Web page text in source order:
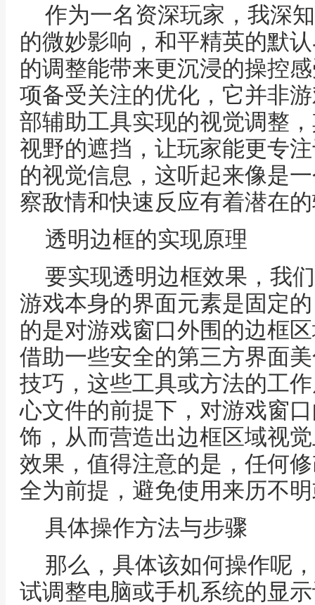
作为一名资深玩家，我深
的微妙影响，和平精英的默
的调整能带来更沉浸的操控
项备受关注的优化，它并非
部辅助工具实现的视觉调整
视野的遮挡，让玩家能更专
的视觉信息，这听起来像是
察敌情和快速反应有着潜在
透明边框的实现原理
要实现透明边框效果，我
游戏本身的界面元素是固定
的是对游戏窗口外围的边框
借助一些安全的第三方界面
技巧，这些工具或方法的工
心文件的前提下，对游戏窗
饰，从而营造出边框区域视
效果，值得注意的是，任何
全为前提，避免使用来历不
具体操作方法与步骤
那么，具体该如何操作呢
试调整电脑或手机系统的显